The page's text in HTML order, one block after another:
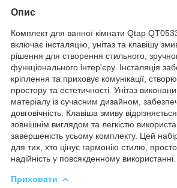
Опис
Комплект для ванної кімнати Qtap
включає інсталяцію, унітаз та клавішу
рішення для створення стильного,
функціонального інтер'єру. Інсталяція
кріплення та приховує комунікації,
простору та естетичності. Унітаз
матеріалу із сучасним дизайном,
довговічність. Клавіша змиву
зовнішнім виглядом та легкістю
завершеність усьому комплекту. Цей
для тих, хто цінує гармонію стилю,
надійність у повсякденному використанні.
Приховати